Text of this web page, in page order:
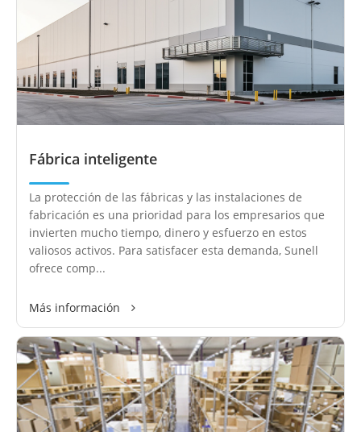
Fábrica inteligente
La protección de las fábricas y las instalaciones de
fabricación es una prioridad para los empresarios que
invierten mucho tiempo, dinero y esfuerzo en estos
valiosos activos. Para satisfacer esta demanda, Sunell
ofrece comp...
Más información